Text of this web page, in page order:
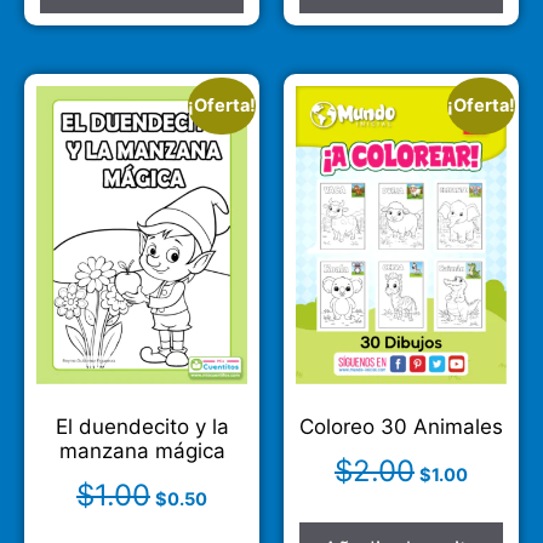
¡Oferta!
El duendecito y la
manzana mágica
$1.00 $0.50
¡Oferta!
Coloreo 30 Animales
$2.00 $1.00